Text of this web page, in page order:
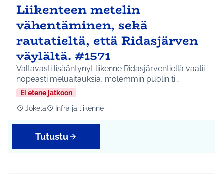
Liikenteen metelin
vähentäminen, sekä
rautatieltä, että Ridasjärven
väylältä. #1571
Valtavasti lisääntynyt liikenne Ridasjärventiellä vaatii
nopeasti meluaitauksia, molemmin puolin ti…
Ei etene jatkoon
Rajaa tulokset aihepiirin mukaan: Jokela
Jokela Rajaa tulokset teeman mukaan: Infra ja liikenne
Infra ja liikenne
Tutustu